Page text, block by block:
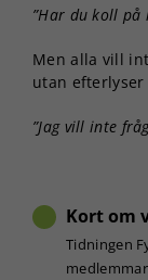
”Har du koll på
Men alla vill
utan
”Jag vill inte
Kort om
Tidningen